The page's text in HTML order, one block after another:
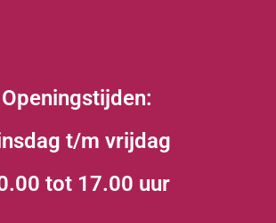
Openingstijden:
t/m vrijdag
tot 17.00 uur